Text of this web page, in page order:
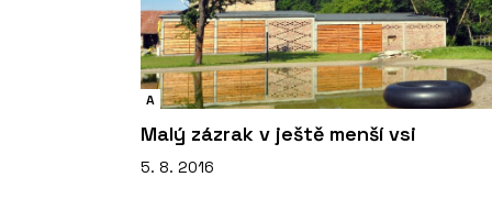
A
Malý zázrak v ještě menší vsi
5. 8. 2016